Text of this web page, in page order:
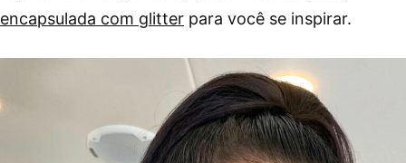
encapsulada com glitter para você se inspirar.